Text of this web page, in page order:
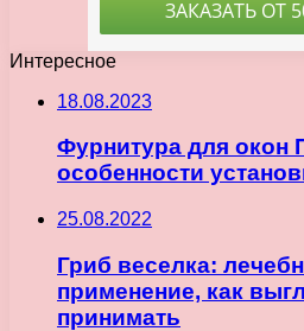
Интересное
18.08.2023
Фурнитура для окон
особенности
25.08.2022
Гриб веселка:
применение, как
принимать